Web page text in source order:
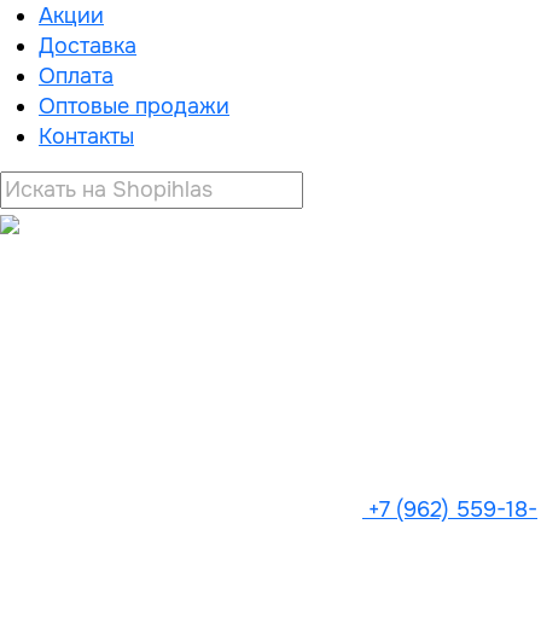
Акции
Доставка
Оплата
Оптовые продажи
Контакты
+7 (962) 559-18-